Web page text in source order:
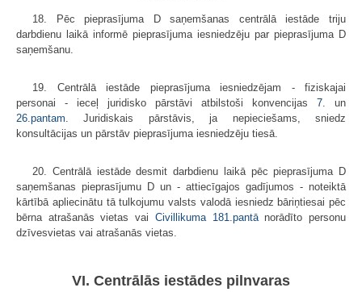
18. Pēc pieprasījuma D saņemšanas centrālā iestāde triju
darbdienu laikā informē pieprasījuma iesniedzēju par pieprasījuma D
saņemšanu.
19. Centrālā iestāde pieprasījuma iesniedzējam - fiziskajai
personai - ieceļ juridisko pārstāvi atbilstoši konvencijas 7. un
26.pantam . Juridiskais pārstāvis, ja nepieciešams, sniedz
konsultācijas un pārstāv pieprasījuma iesniedzēju tiesā.
20. Centrālā iestāde desmit darbdienu laikā pēc pieprasījuma D
saņemšanas pieprasījumu D un - attiecīgajos gadījumos - noteiktā
kārtībā apliecinātu tā tulkojumu valsts valodā iesniedz bāriņtiesai pēc
bērna atrašanās vietas vai Civillikuma 181.pantānorādīto personu
dzīvesvietas vai atrašanās vietas.
VI. Centrālās iestādes pilnvaras